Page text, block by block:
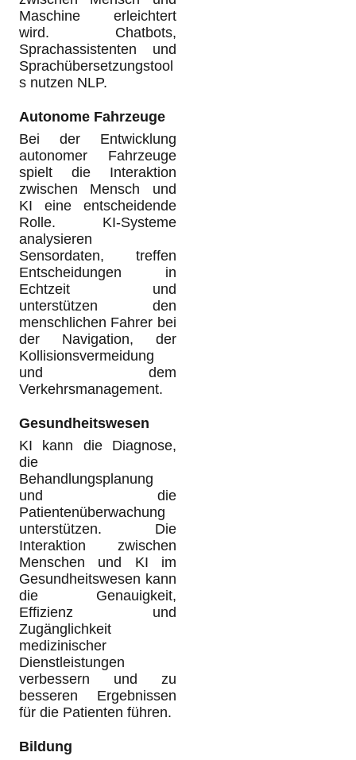
Maschine erleichtert
wird. Chatbots,
Sprachassistenten und
Sprachübersetzungstool
s nutzen NLP.
Autonome Fahrzeuge
Bei der Entwicklung
autonomer Fahrzeuge
spielt die Interaktion
zwischen Mensch und
KI eine entscheidende
Rolle. KI-Systeme
analysieren
Sensordaten, treffen
Entscheidungen in
Echtzeit und
unterstützen den
menschlichen Fahrer bei
der Navigation, der
Kollisionsvermeidung
und dem
Verkehrsmanagement.
Gesundheitswesen
KI kann die Diagnose,
die
Behandlungsplanung
und die
Patientenüberwachung
unterstützen. Die
Interaktion zwischen
Menschen und KI im
Gesundheitswesen kann
die Genauigkeit,
Effizienz und
Zugänglichkeit
medizinischer
Dienstleistungen
verbessern und zu
besseren Ergebnissen
für die Patienten führen.
Bildung